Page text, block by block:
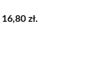
16,80 zł.